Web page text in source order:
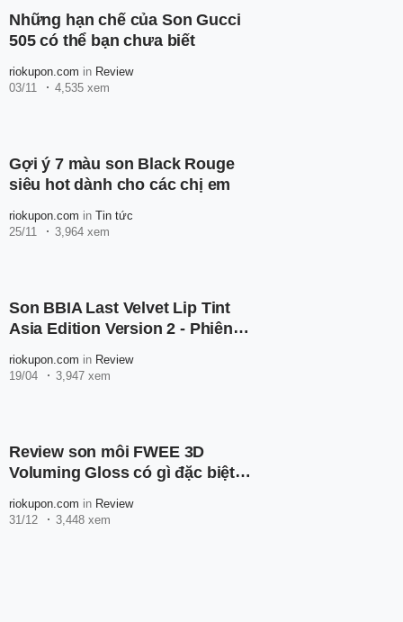
Những hạn chế của Son Gucci
505 có thể bạn chưa biết
riokupon.com in Review
03/11
4,535 xem
Gợi ý 7 màu son Black Rouge
siêu hot dành cho các chị em
riokupon.com in Tin tức
25/11
3,964 xem
Son BBIA Last Velvet Lip Tint
Asia Edition Version 2 - Phiên
riokupon.com in Review
19/04
3,947 xem
Review son môi FWEE 3D
Voluming Gloss có gì đặc biệt?
riokupon.com in Review
31/12
3,448 xem